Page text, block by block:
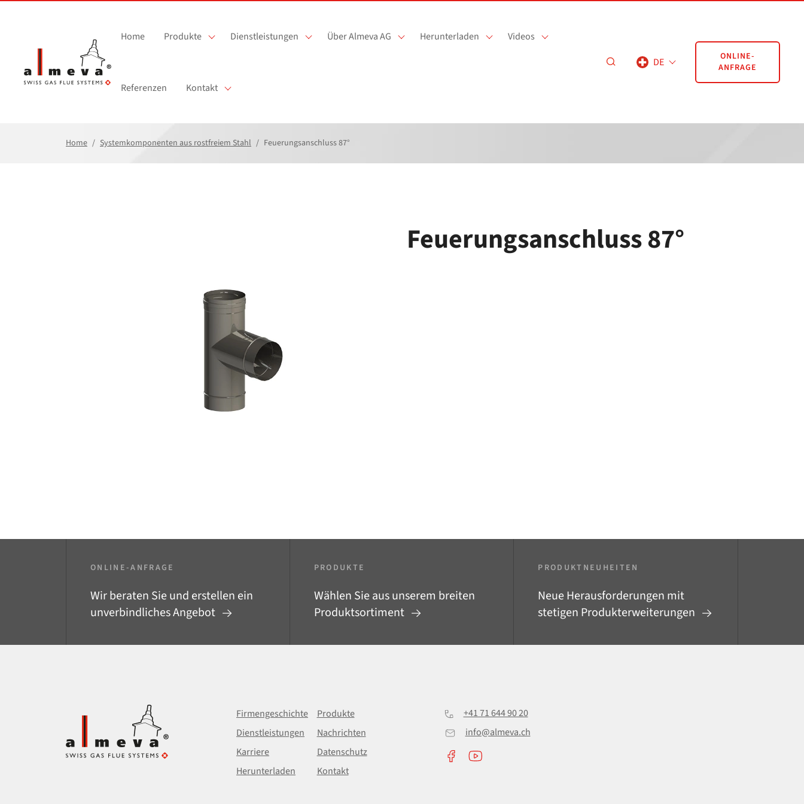
Home Produkte Dienstleistungen Über Almeva AG Herunterladen Videos
Referenzen Kontakt
DE
ONLINE-
ANFRAGE
Home Systemkomponenten aus rostfreiem Stahl Feuerungsanschluss 87°
Feuerungsanschluss 87°
ONLINE-ANFRAGE
Wir beraten Sie und erstellen ein
unverbindliches Angebot
PRODUKTE
Wählen Sie aus unserem breiten
Produktsortiment
PRODUKTNEUHEITEN
Neue Herausforderungen mit
stetigen Produkterweiterungen
Firmengeschichte
Produkte
Dienstleistungen
Nachrichten
Karriere
Datenschutz
Herunterladen
Kontakt
+41 71 644 90 20
info@almeva.ch